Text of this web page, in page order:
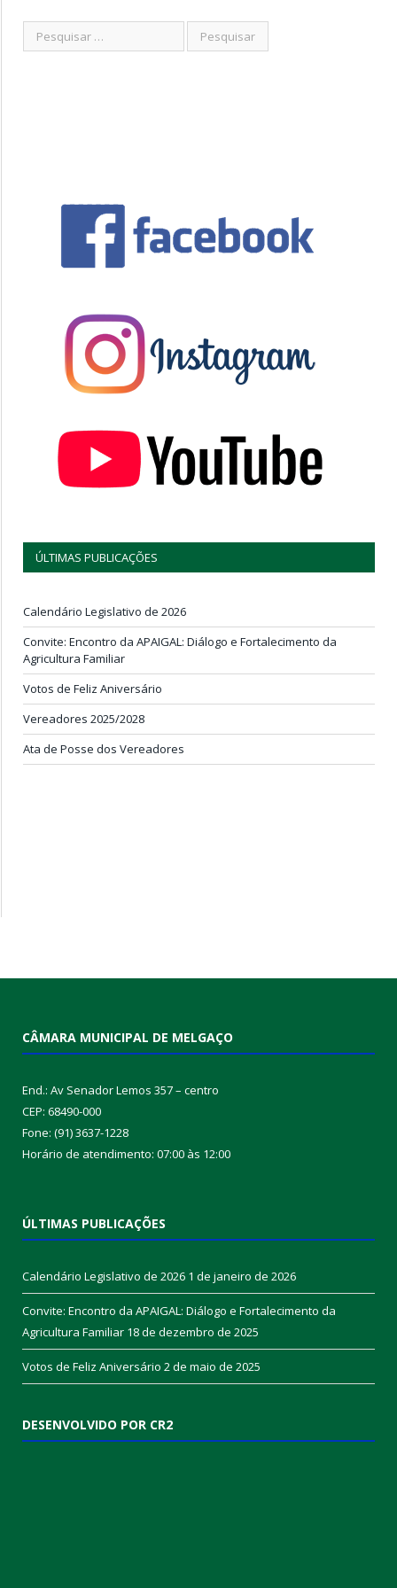
ÚLTIMAS PUBLICAÇÕES
Calendário Legislativo de 2026
Convite: Encontro da APAIGAL: Diálogo e Fortalecimento da
Agricultura Familiar
Votos de Feliz Aniversário
Vereadores 2025/2028
Ata de Posse dos Vereadores
CÂMARA MUNICIPAL DE MELGAÇO
End.: Av Senador Lemos 357 – centro
CEP: 68490-000
Fone: (91) 3637-1228
Horário de atendimento: 07:00 às 12:00
ÚLTIMAS PUBLICAÇÕES
Calendário Legislativo de 2026 1 de janeiro de 2026
Convite: Encontro da APAIGAL: Diálogo e Fortalecimento da
Agricultura Familiar 18 de dezembro de 2025
Votos de Feliz Aniversário 2 de maio de 2025
DESENVOLVIDO POR CR2